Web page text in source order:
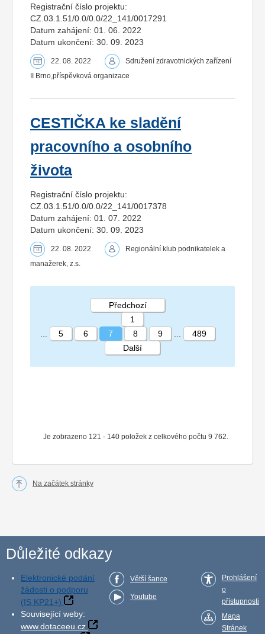
Registrační číslo projektu:
CZ.03.1.51/0.0/0.0/22_141/0017291
Datum zahájení: 01. 06. 2022
Datum ukončení: 30. 09. 2023
22. 08. 2022
Sdružení zdravotnických zařízení
II Brno,příspěvková organizace
CESTIČKA ke sladění
pracovního a osobního
života
Registrační číslo projektu:
CZ.03.1.51/0.0/0.0/22_141/0017378
Datum zahájení: 01. 07. 2022
Datum ukončení: 30. 09. 2023
22. 08. 2022
Regionální klub podnikatelek a
manažerek, z.s.
STRÁNKA 7 489
Je zobrazeno 121 - 140 položek z celkového počtu 9 762.
Předchozí
1
5 6 7 8 9
489
Další
Na začátek stránky
Důležité odkazy
Elektronické podání
žádosti o podporu
(IS KP21+)
Související weby:
www.dotaceeu.cz
Větší šance
Youtube
Prohlášení
o
přístupnosti
Mapa
Stránek